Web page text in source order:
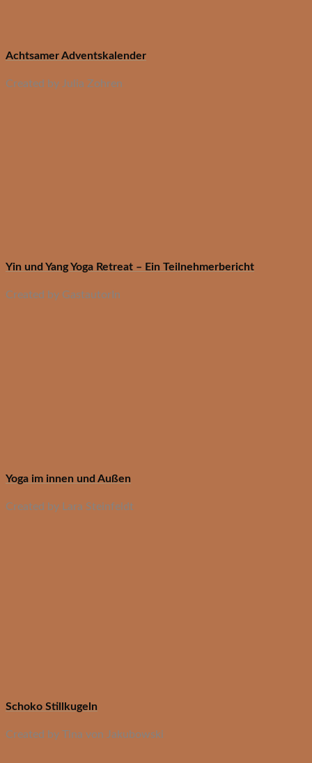
Achtsamer Adventskalender
Created by Julia Zohren
Yin und Yang Yoga Retreat – Ein Teilnehmerbericht
Created by GastautorIn
Yoga im innen und Außen
Created by Lara Steinfeldt
Schoko Stillkugeln
Created by Tina von Jakubowski